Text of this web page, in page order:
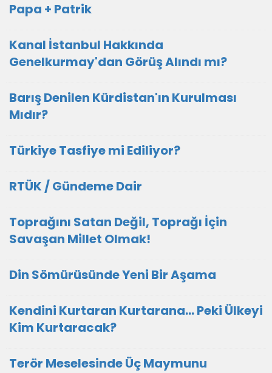
Papa + Patrik
Kanal İstanbul Hakkında
Genelkurmay'dan Görüş Alındı mı?
Barış Denilen Kürdistan'ın Kurulması
Mıdır?
Türkiye Tasfiye mi Ediliyor?
RTÜK / Gündeme Dair
Toprağını Satan Değil, Toprağı İçin
Savaşan Millet Olmak!
Din Sömürüsünde Yeni Bir Aşama
Kendini Kurtaran Kurtarana… Peki Ülkeyi
Kim Kurtaracak?
Terör Meselesinde Üç Maymunu